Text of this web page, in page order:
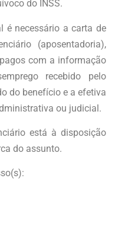
do INSS.
é necessário a carta de
(aposentadoria),
com a informação
recebido pelo
do benefício e a efetiva
ou judicial.
está à disposição
do assunto.